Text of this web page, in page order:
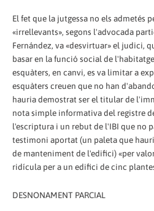
El fet que la jutgessa no els admetés
«irrellevants», segons l'advocada
Fernández, va «desvirtuar» el judici,
basar en la funció social de
esquàters, en canvi, es va limitar a
esquàters creuen que no han
hauria demostrat ser el titular de
nota simple informativa del registre
l'escriptura i un rebut de l'IBI que no
testimoni aportat (un paleta que
de manteniment de l'edifici) «per
ridícula per a un edifici de cinc
DESNONAMENT PARCIAL